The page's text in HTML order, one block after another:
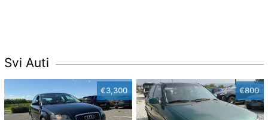
Svi Auti
€3,300 €800